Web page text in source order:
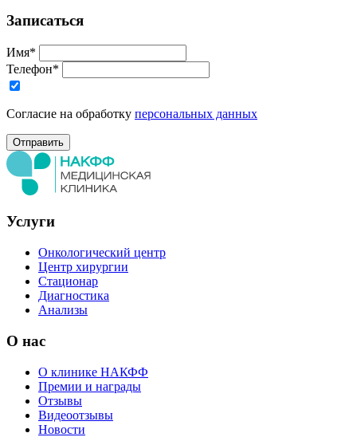
Записаться
Имя*
Телефон*
Согласие на обработку персональных данных
Услуги
Онкологический центр
Центр хирургии
Стационар
Диагностика
Анализы
О нас
О клинике НАКФФ
Премии и награды
Отзывы
Видеоотзывы
Новости